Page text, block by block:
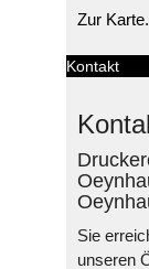
Zur
Kontakt
Sie
unseren